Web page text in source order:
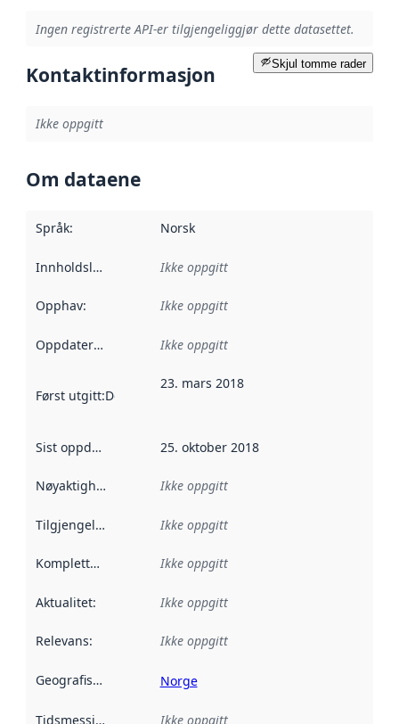
Ingen registrerte API-er tilgjengeliggjør dette datasettet.
Skjul tomme rader
Kontaktinformasjon
Ikke oppgitt
Om dataene
Språk: Norsk
Innholdsleverandører :
Ikke oppgitt
Opphav: Ikke oppgitt
Oppdateringsfrekvens :
Ikke oppgitt
Først utgitt:Denne datoen sier når dataene i dette
23. mars 2018
Sist oppdatert 25. oktober 2018
Nøyaktighet Ikke oppgitt
Tilgjengelighet Ikke oppgitt
Kompletthet Ikke oppgitt
Aktualitet: Ikke oppgitt
Relevans: Ikke oppgitt
Geografisk avgrensning :
Norge
Tidsmessig avgrensning :
Ikke oppgitt